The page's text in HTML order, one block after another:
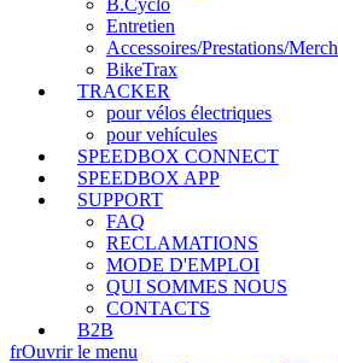
B.Cyclo
Entretien
Accessoires/Prestations/Merch
BikeTrax
TRACKER
pour vélos électriques
pour vehícules
SPEEDBOX CONNECT
SPEEDBOX APP
SUPPORT
FAQ
RECLAMATIONS
MODE D'EMPLOI
QUI SOMMES NOUS
CONTACTS
B2B
frOuvrir le menu